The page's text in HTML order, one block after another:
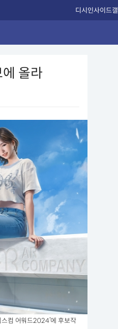
디시인사이드
에 올라
컴 어워드2024’에 후보작